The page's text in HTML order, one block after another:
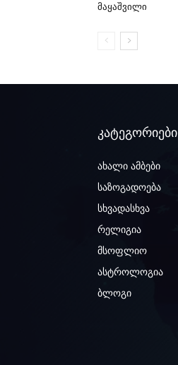
მაყაშვილი
კატეგორიები
ახალი ამბები
საზოგადოება
სხვადასხვა
რელიგია
მსოფლიო
ასტროლოგია
ბლოგი